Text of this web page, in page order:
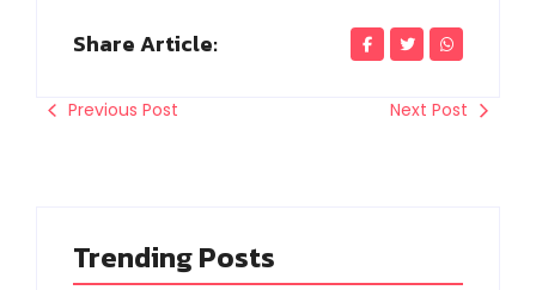
Share Article:
Previous Post Next Post
Trending Posts